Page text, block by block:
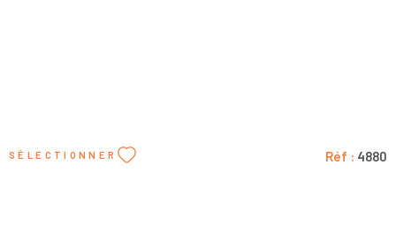
1
SÉLECTIONNER Réf : 4880